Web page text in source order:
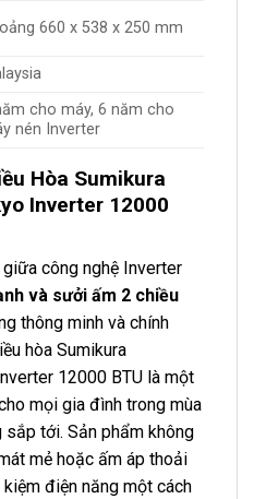
660 x 538 x 250 mm
cho máy, 6 năm cho
nén Inverter
Hòa Sumikura
Inverter 12000
công nghệ Inverter
và sưởi ấm 2 chiều
thông minh và chính
hòa Sumikura
12000 BTU là một
mọi gia đình trong mùa
sắp tới. Sản phẩm không
mẻ hoặc ấm áp thoải
điện năng một cách